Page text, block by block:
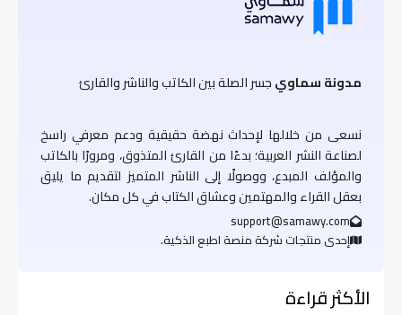
مدونة سماويجسر الصلة بين الكاتب والناشر والقارئ
نسعى من خلالها لإحداث نهضة حقيقية ودعم معرفي راسخ
لصناعة النشر العربية؛ بدءًا من القارئ المتذوق، ومرورًا بالكاتب
والمؤلف المبدع، ووصولًا إلى الناشر المتميز لتقديم ما يليق
بعقل القراء والمهتمين وعشاق الكتاب في كل مكان.
support@samawy.com
إحدى منتجات شركة منصة اطبع الذكية.
الأكثر قراءة